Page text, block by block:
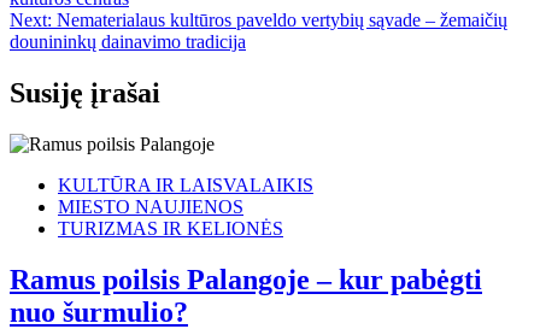
tarp
įrašų
Next: Nematerialaus kultūros paveldo vertybių sąvade – žemaičių
dounininkų dainavimo tradicija
Susiję įrašai
KULTŪRA IR LAISVALAIKIS
MIESTO NAUJIENOS
TURIZMAS IR KELIONĖS
Ramus poilsis Palangoje – kur pabėgti
nuo šurmulio?